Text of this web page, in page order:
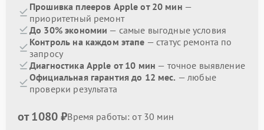
Прошивка плееров Apple от 20 мин —
приоритетный ремонт
До 30% экономии — самые выгодные условия
Контроль на каждом этапе — статус ремонта по
запросу
Диагностика Apple от 10 мин — точное выявление
Официальная гарантия до 12 мес. — любые
проверки результата
от 1080 ₽Время работы: от 30 мин